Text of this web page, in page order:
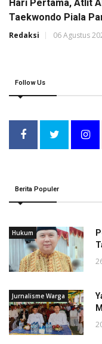
Hari Pertama, Atlit
Taekwondo Piala
Redaksi 06 Agustus
Follow Us
Berita Populer
Hukum
Jurnalisme Warga